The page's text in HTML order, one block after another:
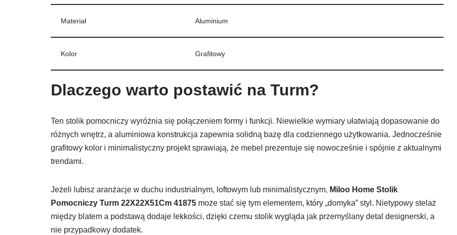
Materiał Aluminium
Kolor Grafitowy
Dlaczego warto postawić na Turm?
Ten stolik pomocniczy wyróżnia się połączeniem formy i funkcji. Niewielkie wymiary ułatwiają dopasowanie do
różnych wnętrz, a aluminiowa konstrukcja zapewnia solidną bazę dla codziennego użytkowania. Jednocześnie
grafitowy kolor i minimalistyczny projekt sprawiają, że mebel prezentuje się nowocześnie i spójnie z aktualnymi
trendami.
Jeżeli lubisz aranżacje w duchu industrialnym, loftowym lub minimalistycznym, Miloo Home Stolik
Pomocniczy Turm 22X22X51Cm 41875 może stać się tym elementem, który „domyka” styl. Nietypowy stelaż
między blatem a podstawą dodaje lekkości, dzięki czemu stolik wygląda jak przemyślany detal designerski, a
nie przypadkowy dodatek.